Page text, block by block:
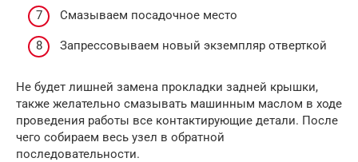
Смазываем посадочное место
Запрессовываем новый экземпляр отверткой
Не будет лишней замена прокладки задней крышки,
также желательно смазывать машинным маслом в ходе
проведения работы все контактирующие детали. После
чего собираем весь узел в обратной
последовательности.